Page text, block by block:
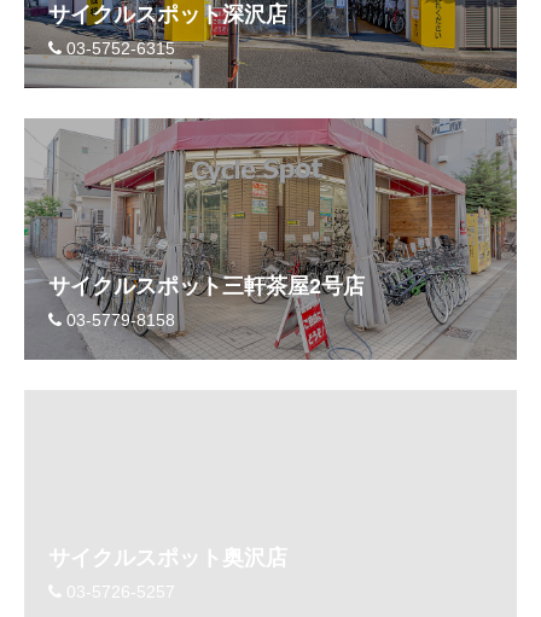
サイクルスポット深沢店
03-5752-6315
サイクルスポット三軒茶屋2号店
03-5779-8158
サイクルスポット奥沢店
03-5726-5257